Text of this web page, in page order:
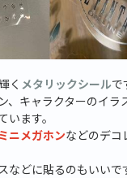
く メタリックシールで
、キャラクターのイラ
います。
ミニメガホンなどのデコ
などに貼るのもいいで